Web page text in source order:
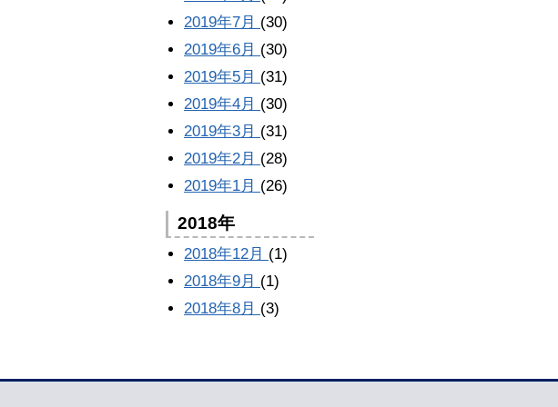
2019年7月 (30)
2019年6月 (30)
2019年5月 (31)
2019年4月 (30)
2019年3月 (31)
2019年2月 (28)
2019年1月 (26)
2018年
2018年12月 (1)
2018年9月 (1)
2018年8月 (3)